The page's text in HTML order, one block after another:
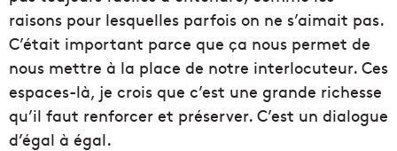
raisons pour lesquelles parfois on ne s’aimait pas.
C’était important parce que ça nous permet de
nous mettre à la place de notre interlocuteur. Ces
espaces-là, je crois que c’est une grande richesse
qu’il faut renforcer et préserver. C’est un dialogue
d’égal à égal.